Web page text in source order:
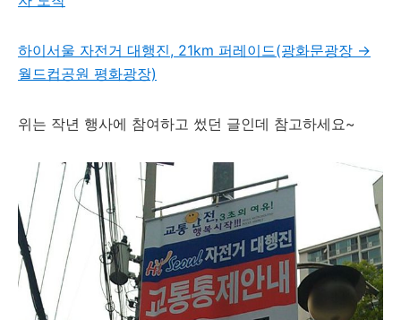
하이서울 자전거 대행진, 21km 퍼레이드(광화문광장 →
월드컵공원 평화광장)
위는 작년 행사에 참여하고 썼던 글인데 참고하세요~